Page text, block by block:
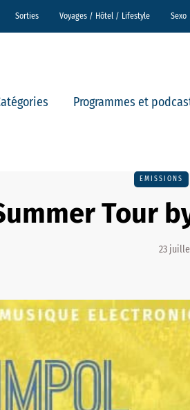
Sorties Voyages / Hôtel / Lifestyle Sexo
Programmes et
EMISSIONS
Tour
23